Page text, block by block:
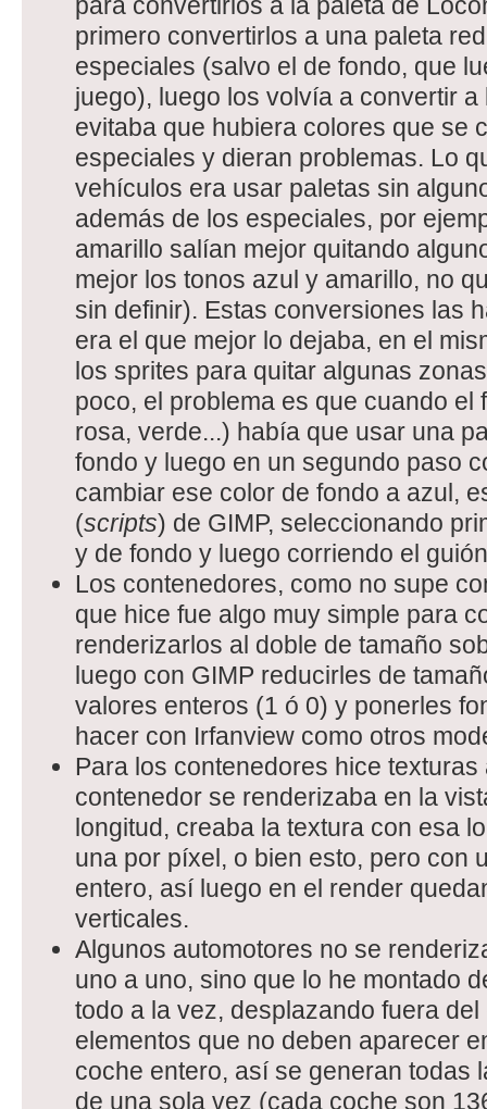
primero convertirlos a una paleta
especiales (salvo el de fondo, que
juego), luego los volvía a convertir
evitaba que hubiera colores que se
especiales y dieran problemas. Lo
vehículos era usar paletas sin
además de los especiales, por
amarillo salían mejor quitando
mejor los tonos azul y amarillo, no
sin definir). Estas conversiones las
era el que mejor lo dejaba, en el
los sprites para quitar algunas
poco, el problema es que cuando el
rosa, verde...) había que usar una
fondo y luego en un segundo paso
cambiar ese color de fondo a azul,
(scripts) de GIMP, seleccionando
y de fondo y luego corriendo el
Los contenedores, como no supe
que hice fue algo muy simple para
renderizarlos al doble de tamaño
luego con GIMP reducirles de
valores enteros (1 ó 0) y ponerles
hacer con Irfanview como otros
Para los contenedores hice
contenedor se renderizaba en la
longitud, creaba la textura con esa
una por píxel, o bien esto, pero con
entero, así luego en el render
verticales.
Algunos automotores no se
uno a uno, sino que lo he montado
todo a la vez, desplazando fuera
elementos que no deben aparecer
coche entero, así se generan todas
de una sola vez (cada coche son